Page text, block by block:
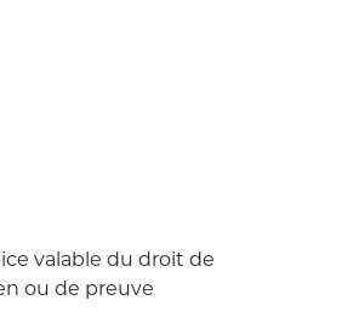
valable du droit de
ou de preuve